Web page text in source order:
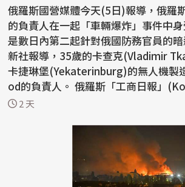
俄羅斯國營媒體今天(5日)報導，俄羅
的負責人在一起「車輛爆炸」事件中
是數日內第二起針對俄國防務官員的暗
新社報導，35歲的卡查克(Vladimir
卡捷琳堡(Yekaterinburg)的無人機製
od的負責人。 俄羅斯「工商日報」(Kommersant)報
導，...
2 天